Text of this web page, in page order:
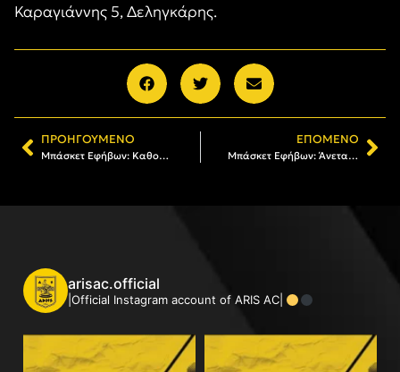
Καραγιάννης 5, Δεληγκάρης.
ΠΡΟΗΓΟΎΜΕΝΟ
Μπάσκετ Εφήβων: Καθοριστικό βήμα πρόκρισης για τον ΑΡΗ
ΕΠΌΜΕΝΟ
Μπάσκετ Εφήβων: Άνετα στους «12» ο ΑΡΗΣ
arisac.official
|Official Instagram account of ARIS AC|